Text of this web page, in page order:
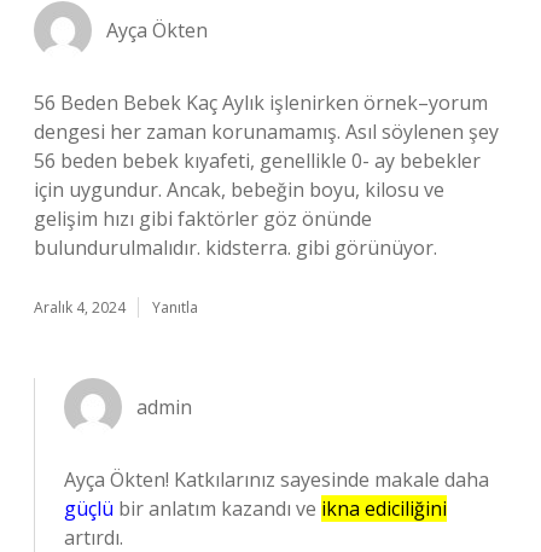
Ayça Ökten
56 Beden Bebek Kaç Aylık işlenirken örnek–yorum
dengesi her zaman korunamamış. Asıl söylenen şey
56 beden bebek kıyafeti, genellikle 0- ay bebekler
için uygundur. Ancak, bebeğin boyu, kilosu ve
gelişim hızı gibi faktörler göz önünde
bulundurulmalıdır. kidsterra. gibi görünüyor.
Aralık 4, 2024 Yanıtla
admin
Ayça Ökten! Katkılarınız sayesinde makale daha
güçlü bir anlatım kazandı ve ikna ediciliğini
artırdı.